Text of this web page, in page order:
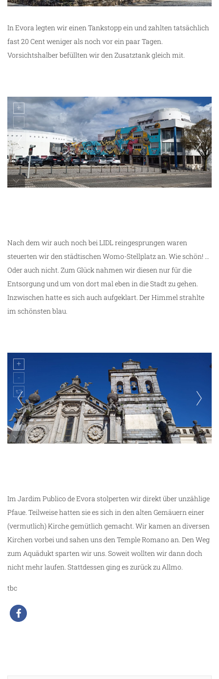
In Evora legten wir einen Tankstopp ein und zahlten tatsächlich
fast 20 Cent weniger als noch vor ein paar Tagen.
Vorsichtshalber befüllten wir den Zusatztank gleich mit.
Nach dem wir auch noch bei LIDL reingesprungen waren
steuerten wir den städtischen Womo-Stellplatz an. Wie schön! …
Oder auch nicht. Zum Glück nahmen wir diesen nur für die
Entsorgung und um von dort mal eben in die Stadt zu gehen.
Inzwischen hatte es sich auch aufgeklart. Der Himmel strahlte
im schönsten blau.
Im Jardim Publico de Evora stolperten wir direkt über unzählige
Pfaue. Teilweise hatten sie es sich in den alten Gemäuern einer
(vermutlich) Kirche gemütlich gemacht. Wir kamen an diversen
Kirchen vorbei und sahen uns den Temple Romano an. Den Weg
zum Aquädukt sparten wir uns. Soweit wollten wir dann doch
nicht mehr laufen. Stattdessen ging es zurück zu Allmo.
tbc